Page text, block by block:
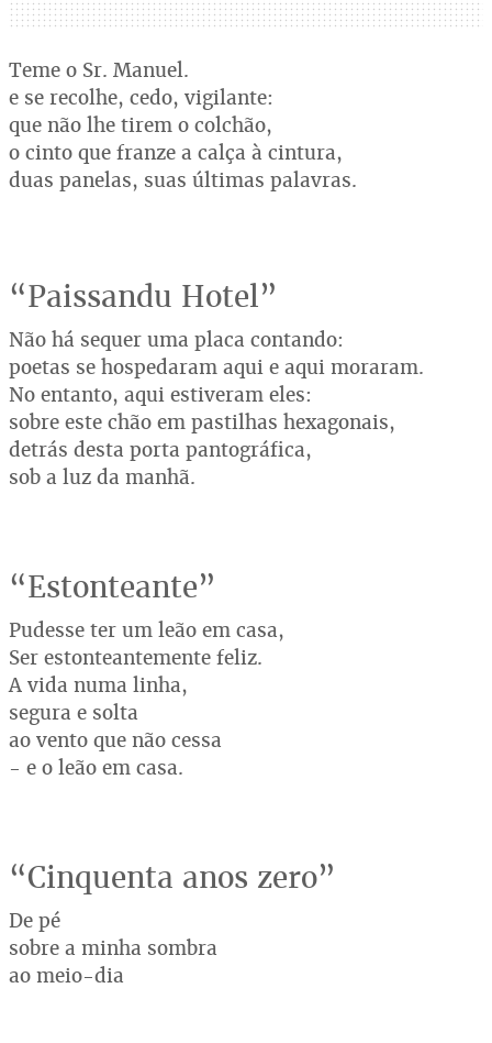
Teme o Sr. Manuel.
e se recolhe, cedo, vigilante:
que não lhe tirem o colchão,
o cinto que franze a calça à cintura,
duas panelas, suas últimas palavras.
“Paissandu Hotel”
Não há sequer uma placa contando:
poetas se hospedaram aqui e aqui moraram.
No entanto, aqui estiveram eles:
sobre este chão em pastilhas hexagonais,
detrás desta porta pantográfica,
sob a luz da manhã.
“Estonteante”
Pudesse ter um leão em casa,
Ser estonteantemente feliz.
A vida numa linha,
segura e solta
ao vento que não cessa
- e o leão em casa.
“Cinquenta anos zero”
De pé
sobre a minha sombra
ao meio-dia